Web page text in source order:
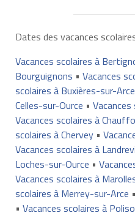
Dates des vacances
Vacances scolaires à
Bourguignons • Vacances
scolaires à Buxières-sur-Arce
Celles-sur-Ource • Vacances
Vacances scolaires à
scolaires à Chervey•
Vacances scolaires à
Loches-sur-Ource •
Vacances scolaires à
scolaires à Merrey-sur-Arce •
• Vacances scolaires à